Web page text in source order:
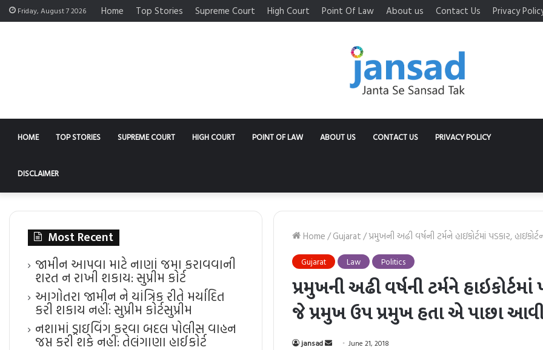
Friday, August 7 2026 Home Top Stories Supreme Court High Court Point Of Law About us Contact Us Privacy
HOME TOP STORIES SUPREME COURT HIGH COURT POINT OF LAW ABOUT US CONTACT US PRIVACY POLICY
DISCLAIMER
Home/Gujarat/પ્રમુખની અઢી વર્ષની ટર્મને હાઇકોર્ટમાં પડકાર,
Gujarat Law Politics
પ્રમુખની અઢી વર્ષની ટર્મને
જે પ્રમુખ ઉપ પ્રમુખ હતા એ પાછા
jansad
Send June 21, 2018
Most Recent
જામીન આપવા માટે નાણાં જમા કરાવવાની
શરત ન રાખી શકાય: સુપ્રીમ કોર્ટ
આગોતરા જામીન ને યાંત્રિક રીતે મર્યાદિત
કરી શકાય નહીં: સુપ્રીમ કોર્ટ​સુપ્રીમ
નશામાં ડ્રાઇવિંગ કરવા બદલ પોલીસ વાહન
જપ્ત કરી શકે નહીં: તેલંગાણા હાઈકોર્ટ